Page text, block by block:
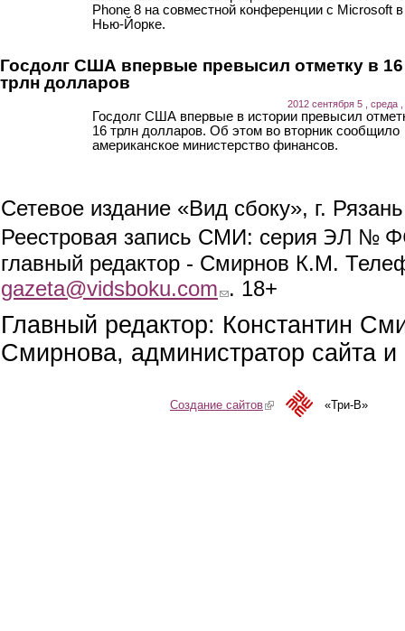
Phone 8 на совместной конференции с Microsoft в
Нью-Йорке.
Госдолг США впервые превысил отметку в 16
трлн долларов
2012 сентября 5 , среда ,
Госдолг США впервые в истории превысил
16 трлн долларов. Об этом во вторник сообщило
американское министерство финансов.
Сетевое издание «Вид сбоку», г.
Реестровая запись СМИ: серия ЭЛ №
главный редактор - Смирнов К.М.
gazeta@vidsboku.com (link sends e-mail)
. 18+
Главный редактор: Константин
Смирнова, администратор сайта
Создание сайтов(link is external)«Три-В»